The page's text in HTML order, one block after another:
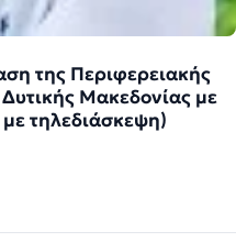
της Περιφερειακής
Μακεδονίας με
με τηλεδιάσκεψη)